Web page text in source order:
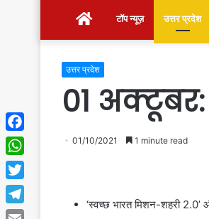
Homeटॉप न्यूज़ उत्तर प्रदेश
उत्तर प्रदेश
01
01/10/2021 1 minute read
‘स्वच्छ भारत मिशन-शहरी
Facebook
WhatsApp
Twitter
Telegram